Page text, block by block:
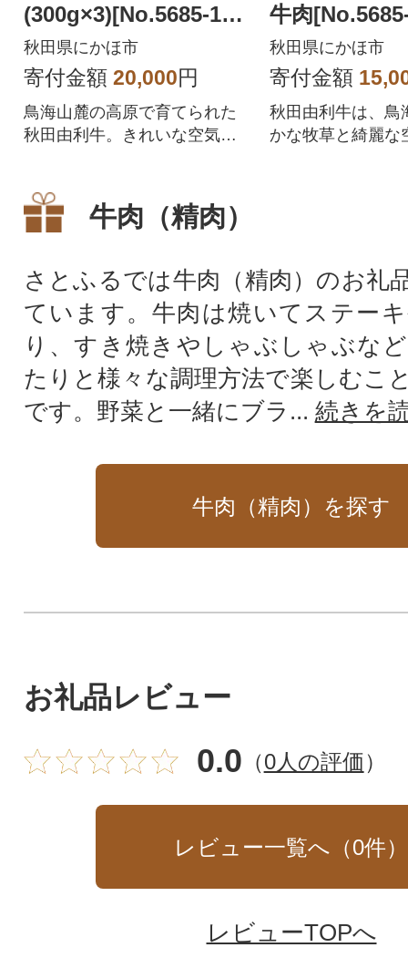
(300g×3)[No.5685-154
3]
秋田県にかほ市
寄付金額 20,000円
鳥海山麓の高原で育てられた
秋田由利牛。きれいな空気と
き締まった肉質と赤みが特徴
で、濃厚ですがくどさはあり
脂肪は「サシまで美味い!」と
言われる程。どうぞご賞味く
ださい。
牛肉
秋田県にかほ市
寄付金額
秋田由利牛は、鳥
かな牧草と綺麗な
絶好の環境で育ま
牛は、ちょうど良
身、きめ細やかな
シまで美味いと言
牛肉（精肉）
さとふるでは牛肉（精肉）のお礼
ています。牛肉は焼いてステー
り、すき焼きやしゃぶしゃぶな
たりと様々な調理方法で楽しむこ
です。野菜と一緒にブラ... 続きを
牛肉（精肉）を探す
お礼品レビュー
0.0 （0人の評価）
レビュー一覧へ（0件）
レビューTOPへ